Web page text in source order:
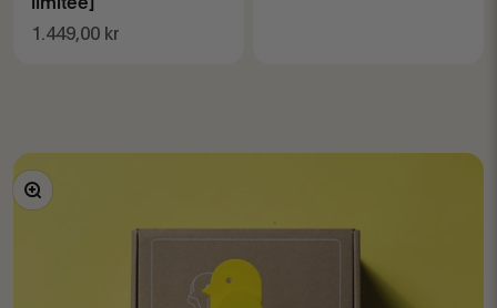
Prix de vente
1.449,00 kr
Zoomer sur l'image